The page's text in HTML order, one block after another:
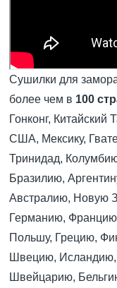
Сушилки для
более чем в 100
Гонконг,
США, Мексику,
Тринидад,
Бразилию,
Австралию, Новую
Германию,
Польшу, Грецию,
Швецию,
Швейцарию,